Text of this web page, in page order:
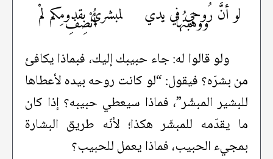
لو أنَّ رُوحي في يدي
ووهَبتُها لمبشري بقدومِكم لمْ
أُنْصِفِ
ولو قالوا له: جاء حبيبك إليك، فبماذا يكافئ
من بشرّه؟ فيقول: “لو كانت روحه بيده لأعطاها
للبشير المبشّر”، فماذا سيعطي حبيبه؟ إذا كان
ما يقدّمه للمبشّر هكذا؛ لأنّه طريق البشارة
بمجيء الحبيب، فماذا يعمل للحبيب؟